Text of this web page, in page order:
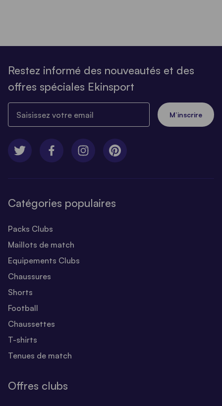
Restez informé des nouveautés et des
offres spéciales Ekinsport
M’inscrire
Catégories populaires
Packs Clubs
Maillots de match
Equipements Clubs
Chaussures
Shorts
Football
Chaussettes
T-shirts
Tenues de match
Offres clubs